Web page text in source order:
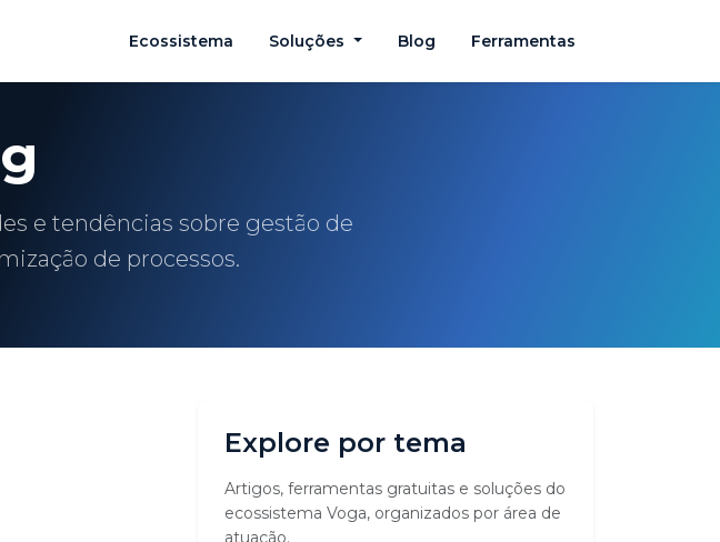
Ecossistema Soluções Blog Ferramentas
e tendências sobre gestão de
de processos.
Explore por tema
Artigos, ferramentas gratuitas e soluções do
ecossistema Voga, organizados por área de
atuação.